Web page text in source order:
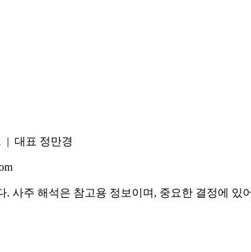
| 대표 정만경
사주 해석은 참고용 정보이며, 중요한 결정에